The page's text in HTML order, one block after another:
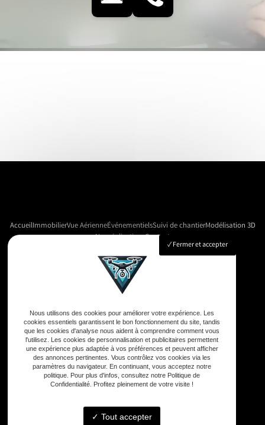
AccueilImmobilierVue AérienneÉvénementielsSuivi de chantierModélisation 3D
Nos réalisationsContact
Adresse
33590 Vensac
Téléphone
06 33 48 35 75
Email
Fermer et accepter
Nous utilisons des cookies pour améliorer votre expérience. Les
cookies essentiels garantissent le bon fonctionnement du site, tandis
que les cookies d'analyse nous aident à comprendre comment vous
l'utilisez. Les cookies de personnalisation et publicitaires permettent
une expérience plus adaptée à vos préférences et peuvent afficher
des annonces pertinentes. Vous contrôlez vos cookies via les
paramètres du navigateur. En continuant, vous acceptez notre
politique. Pour plus d'infos, consultez notre Politique de
Confidentialité. Profitez pleinement de votre visite !
Tout accepter